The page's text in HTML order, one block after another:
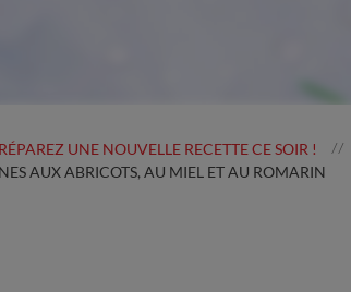
UNE NOUVELLE RECETTE CE SOIR ! //
AUX ABRICOTS, AU MIEL ET AU ROMARIN